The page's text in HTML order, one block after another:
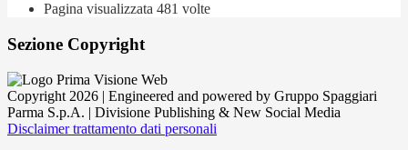
Pagina visualizzata 481 volte
Sezione Copyright
Copyright 2026 | Engineered and powered by Gruppo Spaggiari
Parma S.p.A. | Divisione Publishing & New Social Media
Disclaimer trattamento dati personali